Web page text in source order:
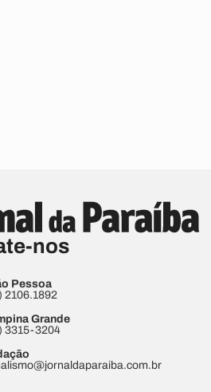
nos
Pessoa
2106.1892
Grande
3315-3204